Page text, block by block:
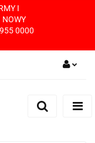
I
NOWY
0000
Zarejestruj się